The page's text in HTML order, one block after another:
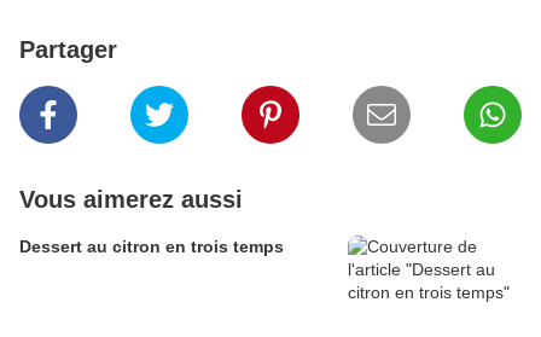
Partager
Vous aimerez aussi
Dessert au citron en trois temps